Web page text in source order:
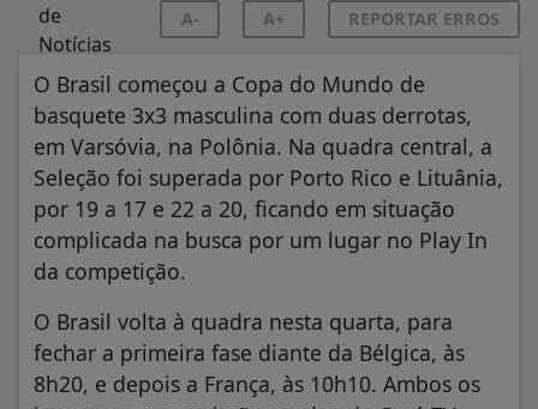
A- A+ REPORTAR ERROS
O Brasil começou a Copa do Mundo de
basquete 3x3 masculina com duas derrotas,
em Varsóvia, na Polônia. Na quadra central, a
Seleção foi superada por Porto Rico e Lituânia,
por 19 a 17 e 22 a 20, ficando em situação
complicada na busca por um lugar no Play In
da competição.
O Brasil volta à quadra nesta quarta, para
fechar a primeira fase diante da Bélgica, às
8h20, e depois a França, às 10h10. Ambos os